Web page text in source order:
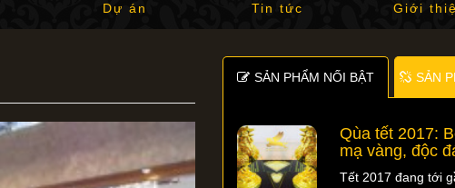
Dự án Tin tức Giới
SẢN PHẨM NỐI BẬT SẢN
Qùa tết 2017:
mạ vàng, độc
Tết 2017 đang tới